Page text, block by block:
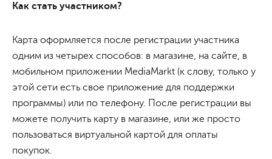
Как стать участником?
Карта оформляется после регистрации участника
одним из четырех способов: в магазине, на сайте, в
мобильном приложении MediaMarkt (к слову, только у
этой сети есть свое приложение для поддержки
программы) или по телефону. После регистрации вы
можете получить карту в магазине, или же просто
пользоваться виртуальной картой для оплаты
покупок.